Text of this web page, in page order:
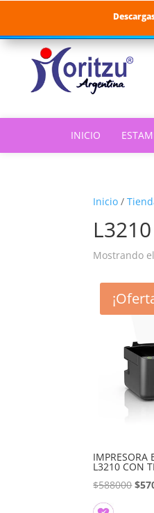
INICIO
Inicio /
L3210
Mostrando
IMPRESORA
L3210 CON
$588000El
$